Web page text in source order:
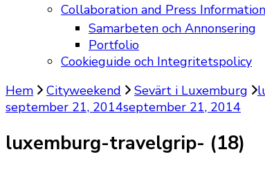
Collaboration and Press Information
Samarbeten och Annonsering
Portfolio
Cookieguide och Integritetspolicy
Hem
Cityweekend Sevärt i Luxemburg
september 21, 2014september 21, 2014
luxemburg-travelgrip- (18)